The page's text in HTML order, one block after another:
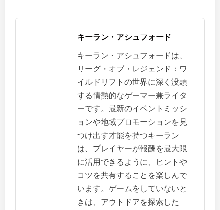
キーラン・アシュフォード
キーラン・アシュフォードは、
リーグ・オブ・レジェンド：ワ
イルドリフトの世界に深く没頭
する情熱的なゲーマー兼ライタ
ーです。最新のイベントミッシ
ョンや地域プロモーションを見
つけ出す才能を持つキーラン
は、プレイヤーが報酬を最大限
に活用できるように、ヒントや
コツを共有することを楽しんで
います。ゲームをしていないと
きは、アウトドアを探索した